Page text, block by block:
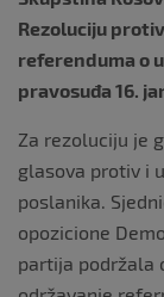
Rezoluciju
referenduma o
pravosuđa 16.
Za rezoluciju je
glasova protiv i
poslanika.
opozicione
partija podržala